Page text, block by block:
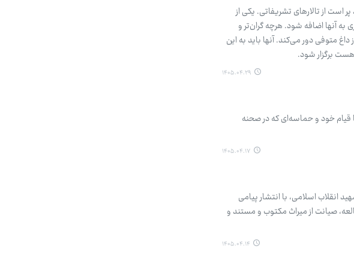
است از تالارهای تشریفاتی. یکی از
به آنها اضافه شود. هرچه گران‌تر و
داغ متوفی دور می‌کند. آنها باید به این
برگزار شود.
۱۴۰۵.۰۴.۲۹
خود و حماسه‌ای که در صحنه
۱۴۰۵.۰۴.۱۷
انقلاب اسلامی، با انتشار پیامی
صیانت از میراث مکتوب و مستند و
۱۴۰۵.۰۴.۱۴